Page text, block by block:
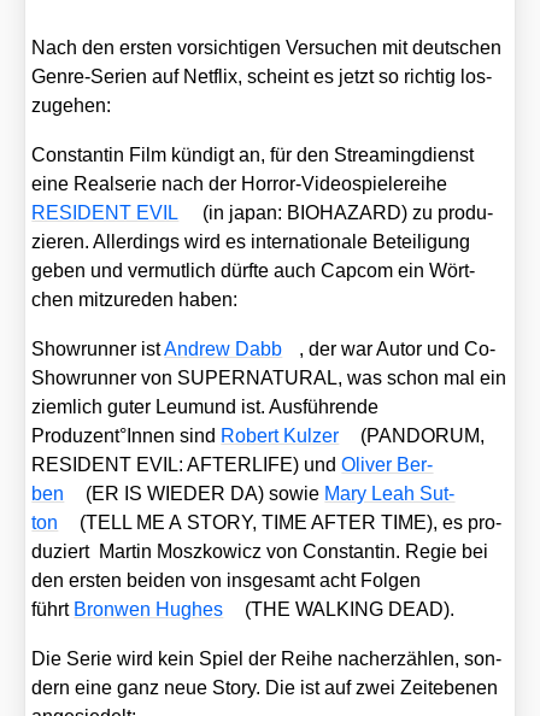
Nach den ers­ten vor­sich­ti­gen Ver­su­chen mit deut­schen
Gen­re-Seri­en auf Net­flix, scheint es jetzt so rich­tig los­
zu­ge­hen:
Con­stan­tin Film kün­digt an, für den Strea­ming­dienst
eine Real­se­rie nach der Hor­ror-Video­spie­le­rei­he
RESIDENT EVIL
(in japan: BIOHAZARD) zu pro­du­
zie­ren. Aller­dings wird es inter­na­tio­na­le Betei­li­gung
geben und ver­mut­lich dürf­te auch Cap­com ein Wört­
chen mit­zu­re­den haben:
Show­run­ner istAndrew Dabb
, der war Autor und Co-
Show­run­ner von SUPERNATURAL, was schon mal ein
ziem­lich guter Leu­mund ist. Aus­füh­ren­de
Produzent°Innen sind Robert Kul­zer
(PANDORUM,
RESIDENT EVIL: AFTERLIFE) undOli­ver Ber­
ben
(ER IS WIEDER DA) sowie Mary Leah Sut­
ton
(TELL ME A STORY, TIME AFTER TIME), es pro­
du­ziert Mar­tin Mosz­ko­wicz von Con­stan­tin. Regie bei
den ers­ten bei­den von ins­ge­samt acht Fol­gen
führt Bron­wen Hug­hes (THE WALKING DEAD).
Die Serie wird kein Spiel der Rei­he nach­er­zäh­len, son­
dern eine ganz neue Sto­ry. Die ist auf zwei Zeit­ebe­nen